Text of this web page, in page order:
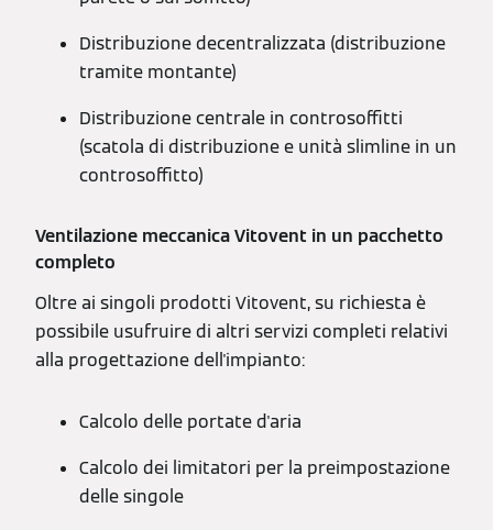
Distribuzione decentralizzata (distribuzione
tramite montante)
Distribuzione centrale in controsoffitti
(scatola di distribuzione e unità slimline in un
controsoffitto)
Ventilazione meccanica Vitovent in un pacchetto
completo
Oltre ai singoli prodotti Vitovent, su richiesta è
possibile usufruire di altri servizi completi relativi
alla progettazione dell'impianto:
Calcolo delle portate d'aria
Calcolo dei limitatori per la preimpostazione
delle singole